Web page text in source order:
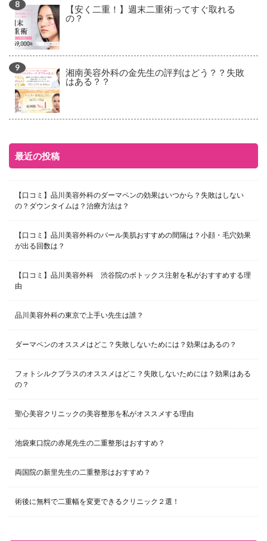
【安く二重！】週末二重術ってすぐ取れる
の？
湘南美容外科の金先生の評判はどう？？失敗
はある？？
最近の投稿
【口コミ】品川美容外科のダーマペンの効果はいつから？失敗はしない
の？ダウンタイムは？治療方法は？
【口コミ】品川美容外科のパール美肌おすすめの間隔は？小顔・毛穴効果
が出る回数は？
【口コミ】品川美容外科 渋谷院のボトックス注射を私がおすすめする理
由
品川美容外科の東京で上手い先生は誰？
ダーマペンのオススメはどこ？失敗しないためには？効果はあるの？
フォトシルクプラスのオススメはどこ？失敗しないためには？効果はある
の？
聖心美容クリニックの美容整形を私がオススメする理由
池袋東口院の赤尾先生の二重整形はおすすめ？
両国院の新里先生の二重整形はおすすめ？
術後に無料で二重幅を変更できるクリニック２選！